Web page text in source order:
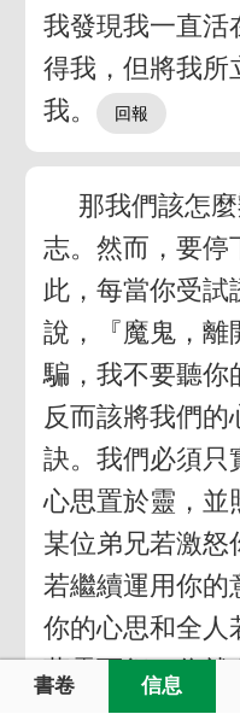
我發現我一直活
得我，但將我所
我。
那我們該怎
志。然而，要停
此，每當你受試
說，『魔鬼，離
騙，我不要聽你
反而該將我們
訣。我們必須只
心思置於靈，並
某位弟兄若激怒
若繼續運用你的
你的心思和全人
著靈而行，你就
書卷 信息